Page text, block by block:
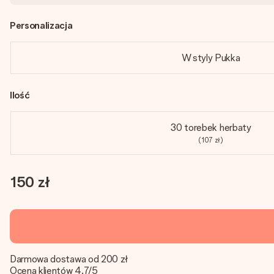
Personalizacja
W styly Pukka
Ilość
30 torebek herbaty
(107 zł)
150 zł
Darmowa dostawa od 200 zł
Ocena klientów 4.7/5